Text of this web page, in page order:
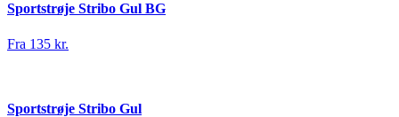
Sportstrøje Stribo Gul BG
Fra 135 kr.
Sportstrøje Stribo Gul